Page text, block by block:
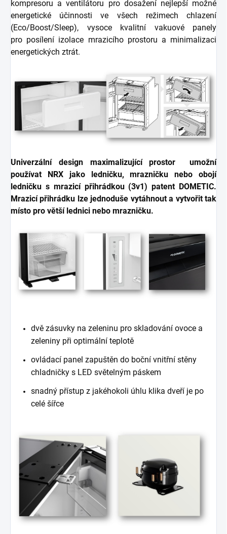
kompresoru a ventilátoru pro dosažení nejlepší možné
energetické účinnosti ve všech režimech chlazení
(Eco/Boost/Sleep), vysoce kvalitní vakuové panely
pro posílení izolace mrazicího prostoru a minimalizaci
energetických ztrát.
Univerzální design maximalizující prostor umožní
používat NRX jako ledničku, mrazničku nebo obojí
ledničku s mrazicí přihrádkou (3v1) patent DOMETIC.
Mrazicí přihrádku lze jednoduše vytáhnout a vytvořit tak
místo pro větší lednici nebo mrazničku.
dvě zásuvky na zeleninu pro skladování ovoce a
zeleniny při optimální teplotě
ovládací panel zapuštěn do boční vnitřní stěny
chladničky s LED světelným páskem
snadný přístup z jakéhokoli úhlu klika dveří je po
celé šířce